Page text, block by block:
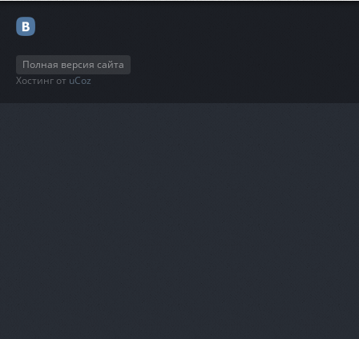
Полная версия сайта
Хостинг от uCoz